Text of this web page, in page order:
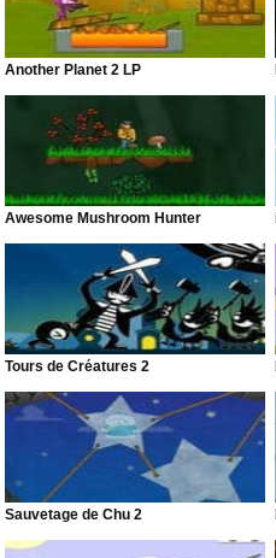
Another Planet 2 LP
Awesome Mushroom Hunter
Tours de Créatures 2
Sauvetage de Chu 2